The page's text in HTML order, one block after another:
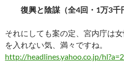
復興と陰謀（全4回・1万3千
それにしても案の定、宮内庁は
を入れない気、満々ですね。
http://headlines.yahoo.co.jp/